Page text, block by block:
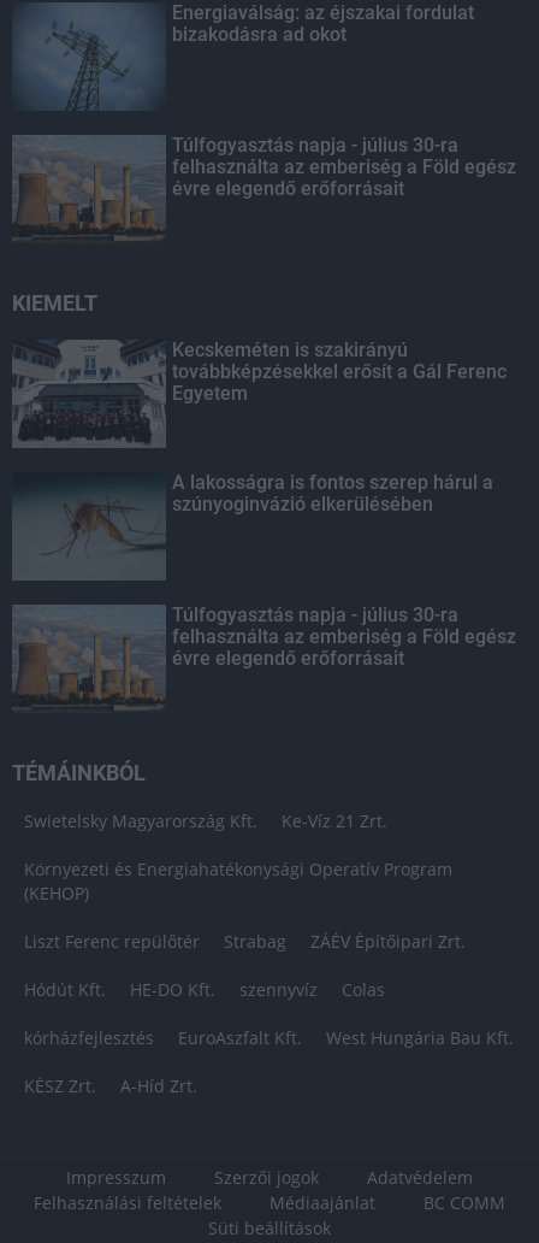
Energiaválság: az éjszakai fordulat
bizakodásra ad okot
Túlfogyasztás napja - július 30-ra
felhasználta az emberiség a Föld egész
évre elegendő erőforrásait
KIEMELT
Kecskeméten is szakirányú
továbbképzésekkel erősít a Gál Ferenc
Egyetem
A lakosságra is fontos szerep hárul a
szúnyoginvázió elkerülésében
Túlfogyasztás napja - július 30-ra
felhasználta az emberiség a Föld egész
évre elegendő erőforrásait
TÉMÁINKBÓL
Swietelsky Magyarország Kft. Ke-Víz 21 Zrt.
Környezeti és Energiahatékonysági Operatív Program
(KEHOP)
Liszt Ferenc repülőtér Strabag ZÁÉV Építőipari Zrt.
Hódút Kft. HE-DO Kft. szennyvíz Colas
kórházfejlesztés EuroAszfalt Kft. West Hungária Bau Kft.
KÉSZ Zrt. A-Híd Zrt.
Impresszum Szerzői jogok
Adatvédelem
Felhasználási feltételek
Médiaajánlat
BC COMM
Süti beállítások